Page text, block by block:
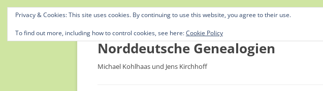
Norddeutsche Genealogien
Michael Kohlhaas und Jens Kirchhoff
Privacy & Cookies: This site uses cookies. By continuing to use this website, you agree to their use.
To find out more, including how to control cookies, see here:Cookie Policy